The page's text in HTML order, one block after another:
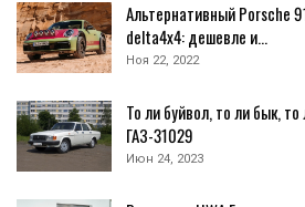
Альтернативный Porsche
delta4x4: дешевле и…
Ноя 22, 2022
То ли буйвол, то ли бык,
ГАЗ-31029
Июн 24, 2023